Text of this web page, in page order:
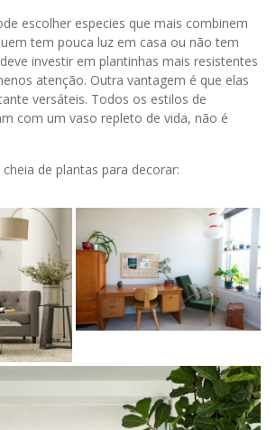
escolher especies que mais combinem
tem pouca luz em casa ou não tem
investir em plantinhas mais resistentes
atenção. Outra vantagem é que elas
versáteis. Todos os estilos de
com um vaso repleto de vida, não é
de plantas para decorar: